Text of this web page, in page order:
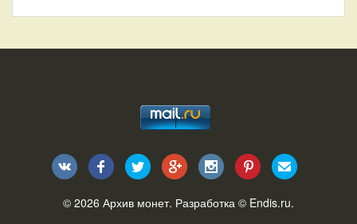
© 2026 Архив монет. Разработка © Endis.ru.